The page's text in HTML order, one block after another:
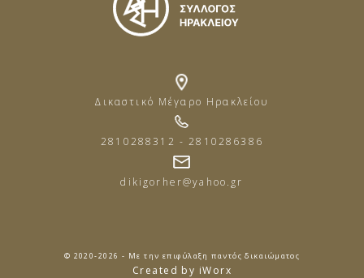
Δικαστικό Μέγαρο Ηρακλείου
2810288312 - 2810286386
dikigorher@yahoo.gr
© 2020-2026 - Με την επιφύλαξη παντός δικαιώματος
Created by iWorx